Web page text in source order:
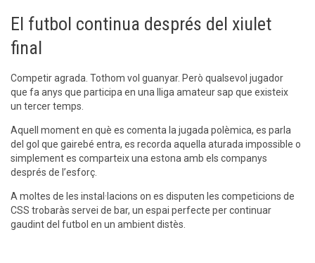
El futbol continua després del xiulet
final
Competir agrada. Tothom vol guanyar. Però qualsevol jugador
que fa anys que participa en una lliga amateur sap que existeix
un tercer temps.
Aquell moment en què es comenta la jugada polèmica, es parla
del gol que gairebé entra, es recorda aquella aturada impossible o
simplement es comparteix una estona amb els companys
després de l’esforç.
A moltes de les instal·lacions on es disputen les competicions de
CSS trobaràs servei de bar, un espai perfecte per continuar
gaudint del futbol en un ambient distès.